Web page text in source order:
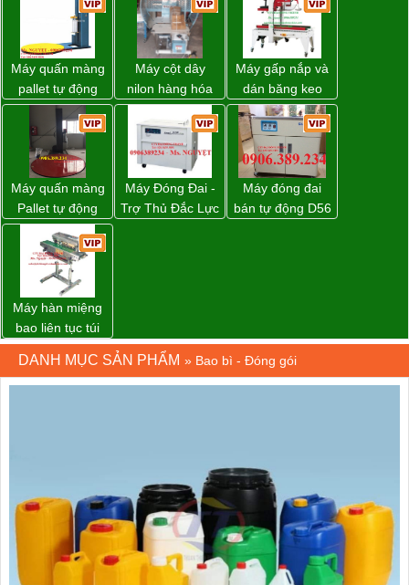
Loan giá rẻ
của hãng
Strapack Nhật
Máy quấn màng
pallet tự động
WP-55 chính
hãng Wellpack
giá tốt
Máy cột dây
nilon hàng hóa
model CY-100
Máy gấp nắp và
dán băng keo
thùng carton tự
động WP-5050F
giá rẻ
Máy quấn màng
Pallet tự động
WP-55 xuất xứ
Đài Loan
Máy Đóng Đai -
Trợ Thủ Đắc Lực
Máy đóng đai
bán tự động D56
Máy hàn miệng
bao liên tục túi
nằm nghiêng.
DANH MỤC SẢN PHẨM » Bao bì - Đóng gói